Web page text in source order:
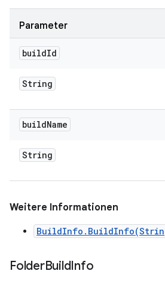
Parameter
buildId
String
buildName
String
Weitere Informationen
FolderBuildInfo